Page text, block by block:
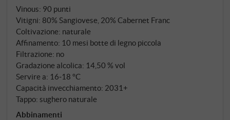
inventati i Super Tuscan. Il Pietranera testimonia
questa tradizione in formato ridotto: 80%
Sangiovese, 20% Cabernet Franc. Fermentato con
lieviti naturali, diciotto o venti giorni sulle bucce, poi
solo tre mesi in barrique usate – quanto basta per
smussare gli angoli, non abbastanza per far sentire il
sapore del legno.
Vinous: 90 punti
Vitigni: 80% Sangiovese, 20% Cabernet Franc
Coltivazione: naturale
Affinamento: 10 mesi botte di legno piccola
Filtrazione: no
Gradazione alcolica: 14,50 % vol
Servire a: 16‑18 °C
Capacità invecchiamento: 2031+
Tappo: sughero naturale
Abbinamenti